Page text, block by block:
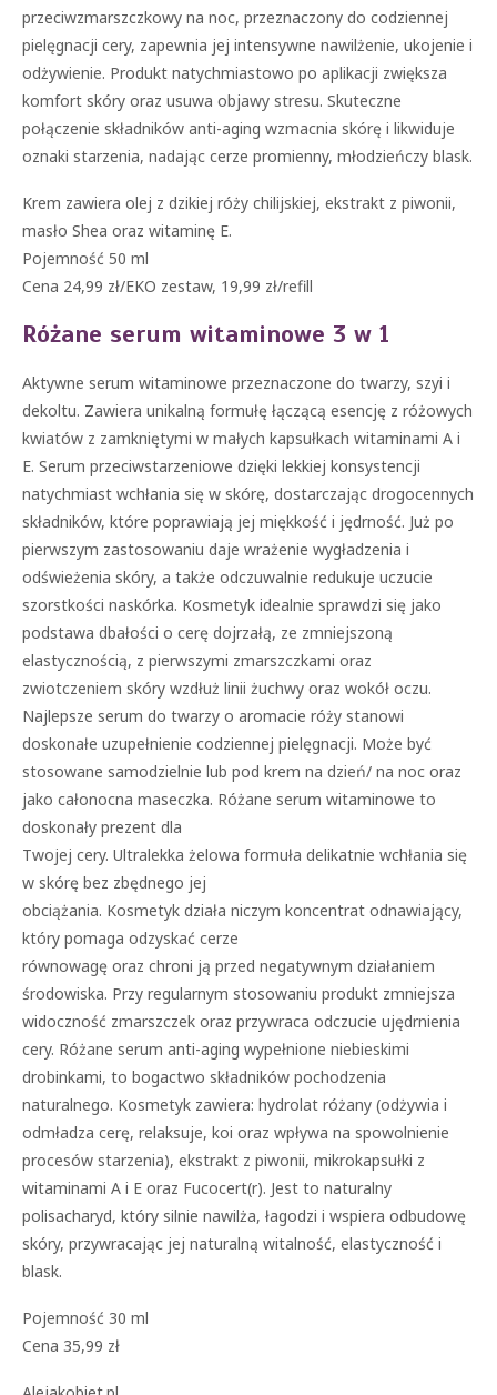
przeciwzmarszczkowy na noc, przeznaczony do codziennej
pielęgnacji cery, zapewnia jej intensywne nawilżenie, ukojenie i
odżywienie. Produkt natychmiastowo po aplikacji zwiększa
komfort skóry oraz usuwa objawy stresu. Skuteczne
połączenie składników anti-aging wzmacnia skórę i likwiduje
oznaki starzenia, nadając cerze promienny, młodzieńczy blask.
Krem zawiera olej z dzikiej róży chilijskiej, ekstrakt z piwonii,
masło Shea oraz witaminę E.
Pojemność 50 ml
Cena 24,99 zł/EKO zestaw, 19,99 zł/refill
Różane serum witaminowe 3 w 1
Aktywne serum witaminowe przeznaczone do twarzy, szyi i
dekoltu. Zawiera unikalną formułę łączącą esencję z różowych
kwiatów z zamkniętymi w małych kapsułkach witaminami A i
E. Serum przeciwstarzeniowe dzięki lekkiej konsystencji
natychmiast wchłania się w skórę, dostarczając drogocennych
składników, które poprawiają jej miękkość i jędrność. Już po
pierwszym zastosowaniu daje wrażenie wygładzenia i
odświeżenia skóry, a także odczuwalnie redukuje uczucie
szorstkości naskórka. Kosmetyk idealnie sprawdzi się jako
podstawa dbałości o cerę dojrzałą, ze zmniejszoną
elastycznością, z pierwszymi zmarszczkami oraz
zwiotczeniem skóry wzdłuż linii żuchwy oraz wokół oczu.
Najlepsze serum do twarzy o aromacie róży stanowi
doskonałe uzupełnienie codziennej pielęgnacji. Może być
stosowane samodzielnie lub pod krem na dzień/ na noc oraz
jako całonocna maseczka. Różane serum witaminowe to
doskonały prezent dla
Twojej cery. Ultralekka żelowa formuła delikatnie wchłania się
w skórę bez zbędnego jej
obciążania. Kosmetyk działa niczym koncentrat odnawiający,
który pomaga odzyskać cerze
równowagę oraz chroni ją przed negatywnym działaniem
środowiska. Przy regularnym stosowaniu produkt zmniejsza
widoczność zmarszczek oraz przywraca odczucie ujędrnienia
cery. Różane serum anti-aging wypełnione niebieskimi
drobinkami, to bogactwo składników pochodzenia
naturalnego. Kosmetyk zawiera: hydrolat różany (odżywia i
odmładza cerę, relaksuje, koi oraz wpływa na spowolnienie
procesów starzenia), ekstrakt z piwonii, mikrokapsułki z
witaminami A i E oraz Fucocert(r). Jest to naturalny
polisacharyd, który silnie nawilża, łagodzi i wspiera odbudowę
skóry, przywracając jej naturalną witalność, elastyczność i
blask.
Pojemność 30 ml
Cena 35,99 zł